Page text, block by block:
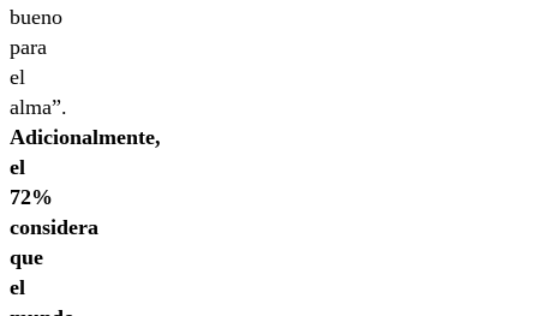
bueno
para
el
alma”.
Adicionalmente,
el
72%
considera
que
el